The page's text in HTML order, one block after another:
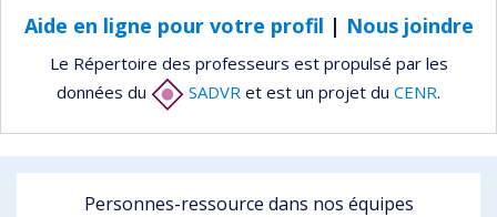
Aide en ligne pour votre profil | Nous joindre
Le Répertoire des professeurs est propulsé par les
données du
SADVR et est un projet du CENR.
Personnes-ressource dans nos équipes